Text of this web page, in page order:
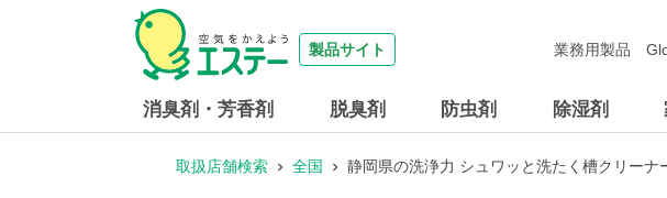
製品サイト
消臭剤・芳香剤 脱臭剤 防虫剤 除湿剤
業務用製品
取扱店舗検索 全国 静岡県の洗浄力 シュワッと洗たく槽クリー